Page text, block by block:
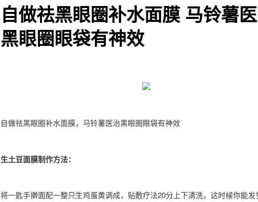
自做祛黑眼圈补水面膜 马铃薯
黑眼圈眼袋有神效
自做祛黑眼圈补水面膜，马铃薯医治黑眼圈眼袋有神效
生土豆面膜制作方法：
将一匙手擀面配一整只生鸡蛋黄调成，贴敷疗法20分上下清洗，这时候你能发